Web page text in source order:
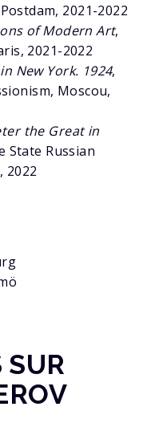
2021-2022
of Modern Art,
2021-2022
New York. 1924,
Moscou,
the Great in
State Russian
2022